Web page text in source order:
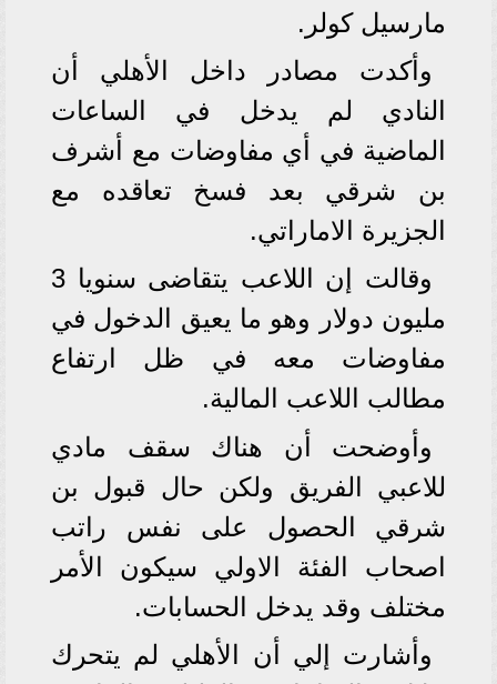
مارسيل كولر.
وأكدت مصادر داخل الأهلي أن
النادي لم يدخل في الساعات
الماضية في أي مفاوضات مع أشرف
بن شرقي بعد فسخ تعاقده مع
الجزيرة الاماراتي.
وقالت إن اللاعب يتقاضى سنويا 3
مليون دولار وهو ما يعيق الدخول في
مفاوضات معه في ظل ارتفاع
مطالب اللاعب المالية.
وأوضحت أن هناك سقف مادي
للاعبي الفريق ولكن حال قبول بن
شرقي الحصول على نفس راتب
اصحاب الفئة الاولي سيكون الأمر
مختلف وقد يدخل الحسابات.
وأشارت إلي أن الأهلي لم يتحرك